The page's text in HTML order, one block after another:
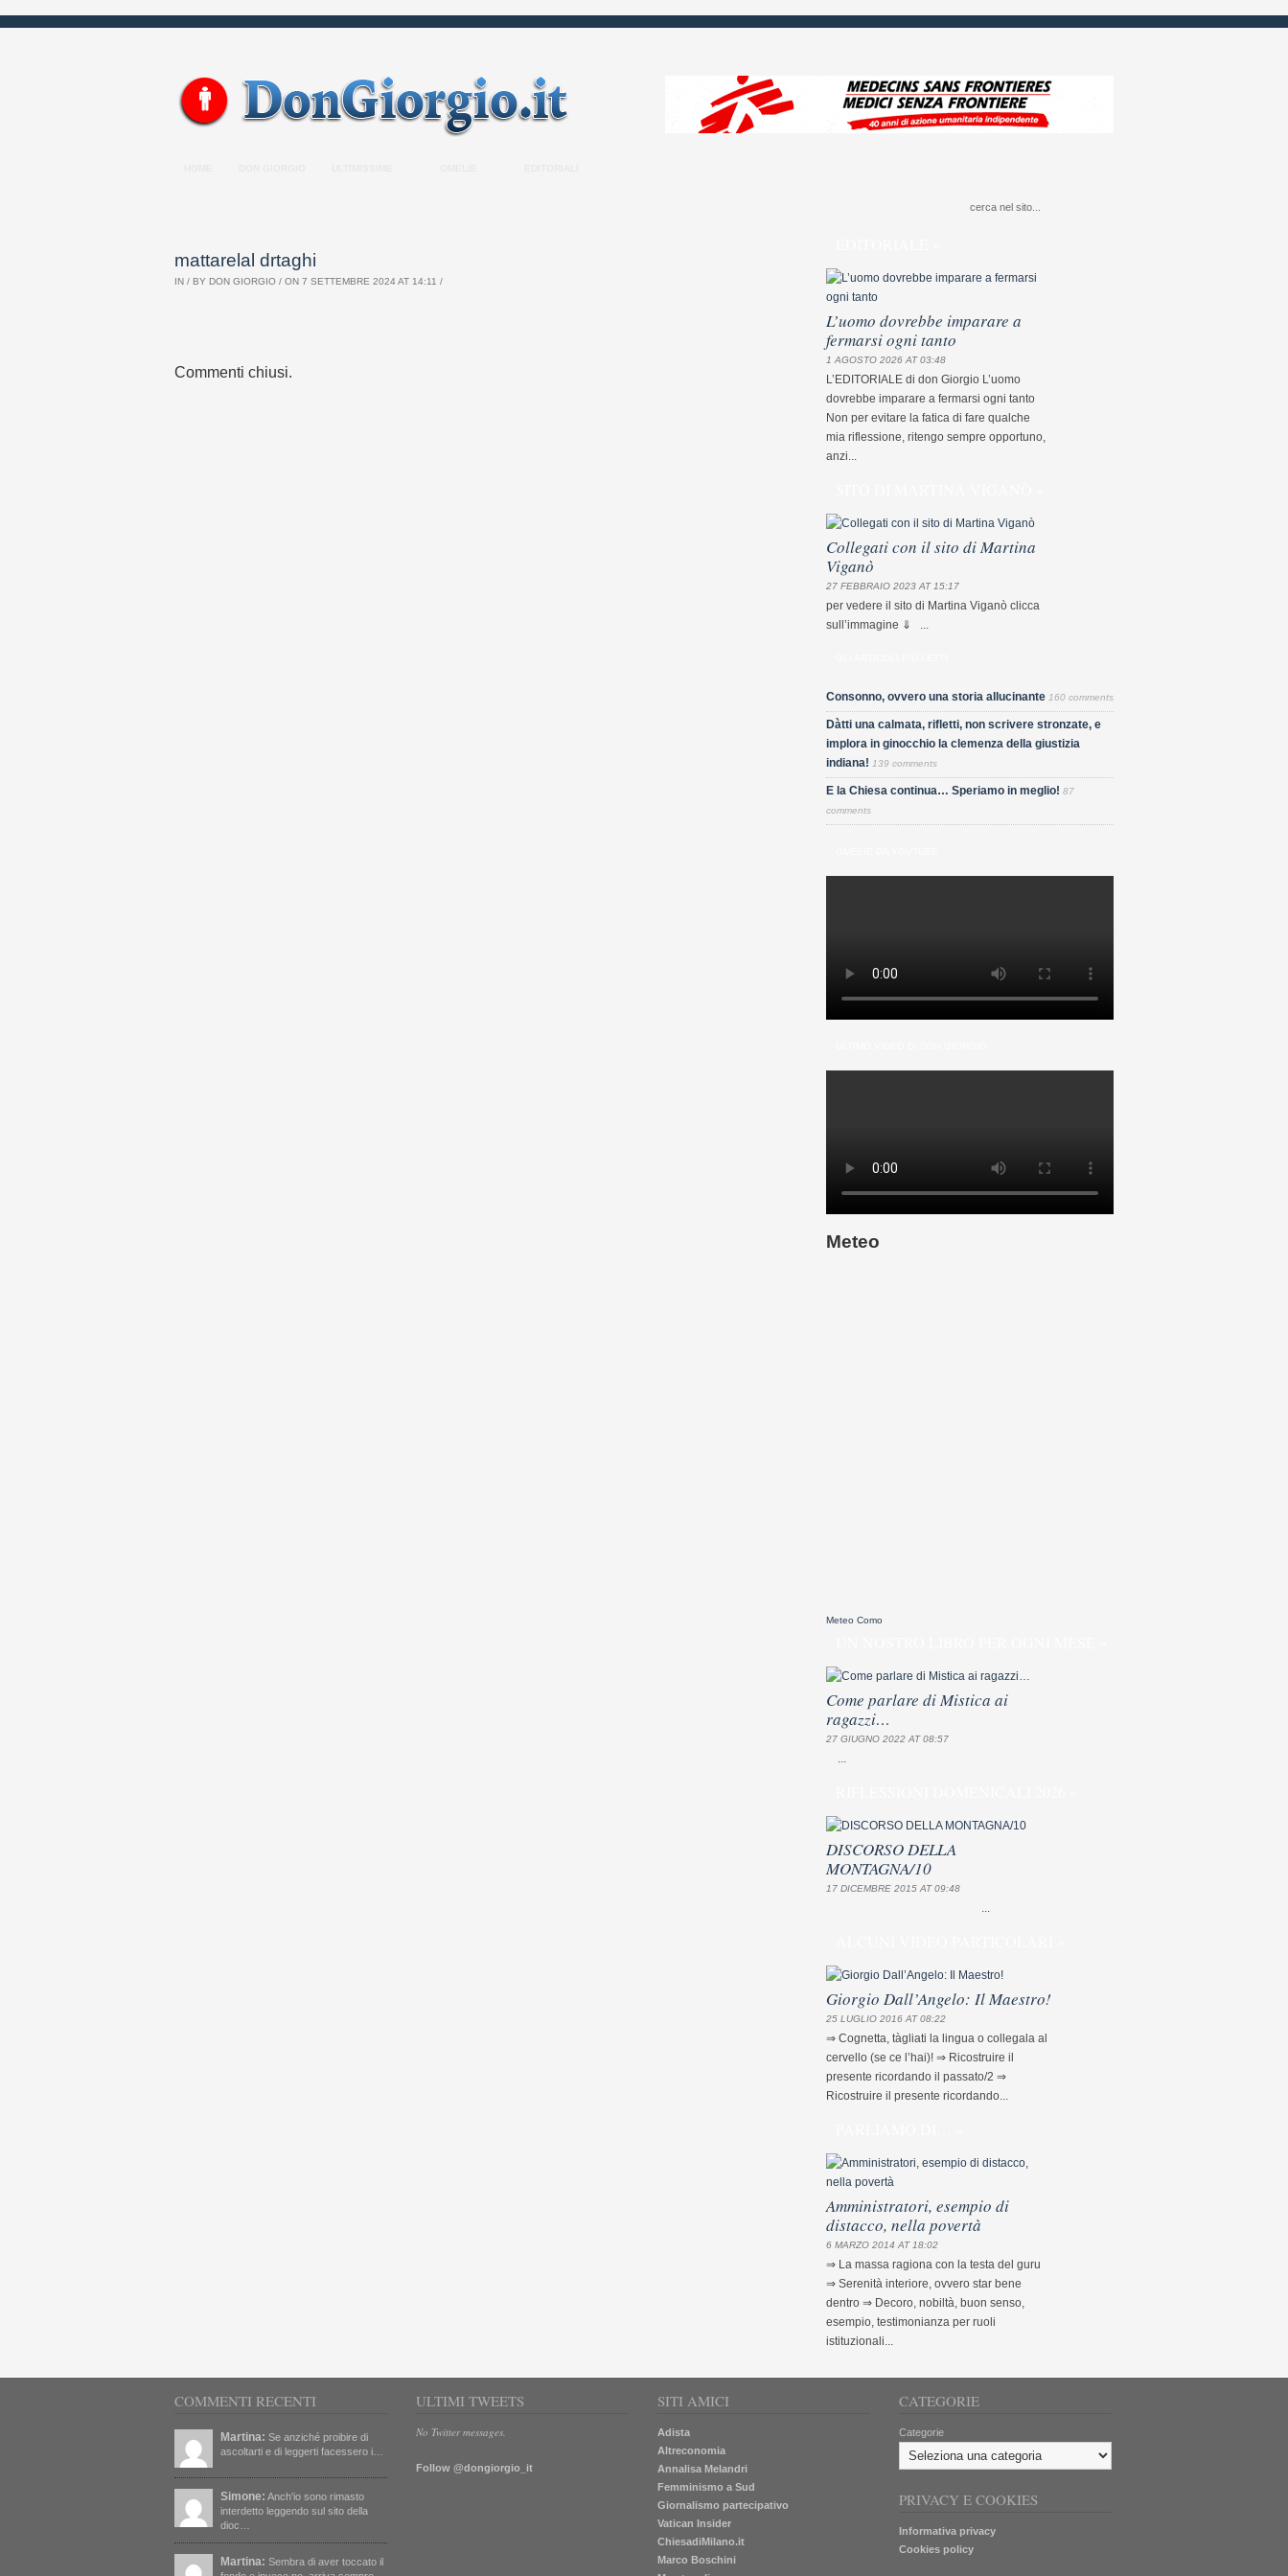
mattarelal drtaghi
IN / BY DON GIORGIO / ON 7 SETTEMBRE 2024 AT 14:11 /
Commenti chiusi.
L’uomo dovrebbe imparare a
fermarsi ogni tanto
1 AGOSTO 2026 AT 03:48
L’EDITORIALE di don Giorgio L’uomo
dovrebbe imparare a fermarsi ogni tanto
Non per evitare la fatica di fare qualche
mia riflessione, ritengo sempre opportuno,
anzi...
Collegati con il sito di Martina
Viganò
27 FEBBRAIO 2023 AT 15:17
per vedere il sito di Martina Viganò clicca
sull’immagine ⇓ ...
Consonno, ovvero una storia allucinante 160 comments
Dàtti una calmata, rifletti, non scrivere stronzate, e
implora in ginocchio la clemenza della giustizia
indiana! 139 comments
E la Chiesa continua… Speriamo in meglio! 87
comments
Meteo
Meteo Como
Come parlare di Mistica ai
ragazzi…
27 GIUGNO 2022 AT 08:57
...
DISCORSO DELLA
MONTAGNA/10
17 DICEMBRE 2015 AT 09:48
...
Giorgio Dall’Angelo: Il Maestro!
25 LUGLIO 2016 AT 08:22
⇒ Cognetta, tàgliati la lingua o collegala al
cervello (se ce l’hai)! ⇒ Ricostruire il
presente ricordando il passato/2 ⇒
Ricostruire il presente ricordando...
Amministratori, esempio di
distacco, nella povertà
6 MARZO 2014 AT 18:02
⇒ La massa ragiona con la testa del guru
⇒ Serenità interiore, ovvero star bene
dentro ⇒ Decoro, nobiltà, buon senso,
esempio, testimonianza per ruoli
istituzionali...
COMMENTI RECENTI
Martina: Se anziché proibire di
ascoltarti e di leggerti facessero i…
Simone: Anch'io sono rimasto
interdetto leggendo sul sito della
dioc…
Martina: Sembra di aver toccato il
ULTIMI TWEETS
No Twitter messages.
Follow @dongiorgio_it
SITI AMICI
Adista
Altreconomia
Annalisa Melandri
Femminismo a Sud
Giornalismo partecipativo
Vatican Insider
ChiesadiMilano.it
Marco Boschini
CATEGORIE
Categorie
PRIVACY E COOKIES
Informativa privacy
Cookies policy